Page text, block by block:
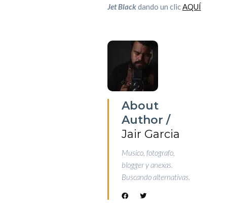
Jet Blackdando un clicAQUÍ
About
Author /
Jair Garcia
Musico, fotografo,
blogger y anexas.
Buscando alternativas.